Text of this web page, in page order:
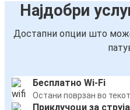
Најдобри
Достапни опции што
Бесплатно Wi-Fi
Остани поврзан во
Приклучоци за струја